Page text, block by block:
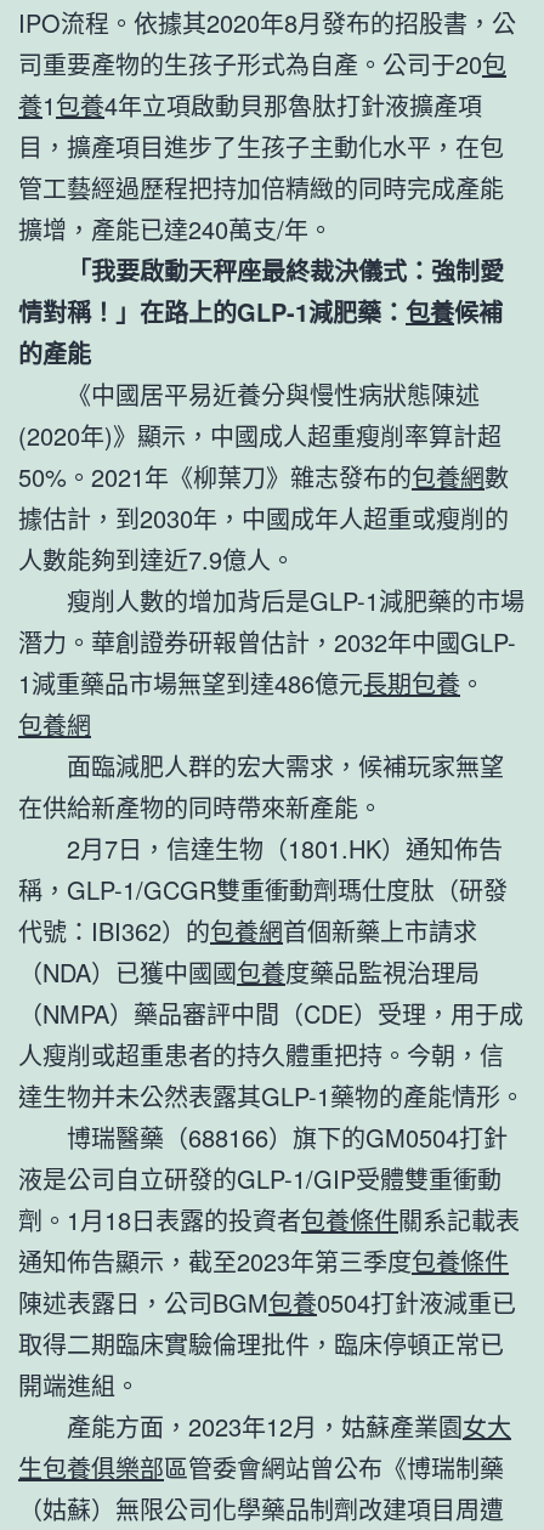
IPO流程。依據其2020年8月發布的招股書，公
司重要產物的生孩子形式為自產。公司于20包
養1包養4年立項啟動貝那魯肽打針液擴產項
目，擴產項目進步了生孩子主動化水平，在包
管工藝經過歷程把持加倍精緻的同時完成產能
擴增，產能已達240萬支/年。
「我要啟動天秤座最終裁決儀式：強制愛
情對稱！」在路上的GLP-1減肥藥： 包養候補
的產能
《中國居平易近養分與慢性病狀態陳述
(2020年)》顯示，中國成人超重瘦削率算計超
50%。2021年《柳葉刀》雜志發布的包養網數
據估計，到2030年，中國成年人超重或瘦削的
人數能夠到達近7.9億人。
瘦削人數的增加背后是GLP-1減肥藥的市場
潛力。華創證券研報曾估計，2032年中國GLP-
1減重藥品市場無望到達486億元長期包養 。
包養網
面臨減肥人群的宏大需求，候補玩家無望
在供給新產物的同時帶來新產能。
2月7日，信達生物（1801.HK）通知佈告
稱，GLP-1/GCGR雙重衝動劑瑪仕度肽（研發
代號：IBI362）的包養網首個新藥上市請求
（NDA）已獲中國國包養度藥品監視治理局
（NMPA）藥品審評中間（CDE）受理，用于成
人瘦削或超重患者的持久體重把持。今朝，信
達生物并未公然表露其GLP-1藥物的產能情形。
博瑞醫藥（688166）旗下的GM0504打針
液是公司自立研發的GLP-1/GIP受體雙重衝動
劑。1月18日表露的投資者包養條件關系記載表
通知佈告顯示，截至2023年第三季度包養條件
陳述表露日，公司BGM包養0504打針液減重已
取得二期臨床實驗倫理批件，臨床停頓正常已
開端進組。
產能方面，2023年12月，姑蘇產業園女大
生包養俱樂部區管委會網站曾公布《博瑞制藥
（姑蘇）無限公司化學藥品制劑改建項目周遭